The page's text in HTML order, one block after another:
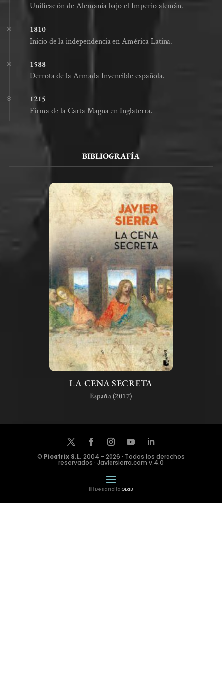
Unificación de Alemania bajo el Imperio alemán.
1810
Inicio de la independencia en América Latina.
1588
Derrota de la Armada Invencible española.
1215
Firma de la Carta Magna en Inglaterra.
BIBLIOGRAFÍA
LA CENA SECRETA
España (2017)
© Picatrix S.L. 2004 - 2026 · Todos los derechos
reservados · Javiersierra.com v.4.0
Desarrollo QLaB